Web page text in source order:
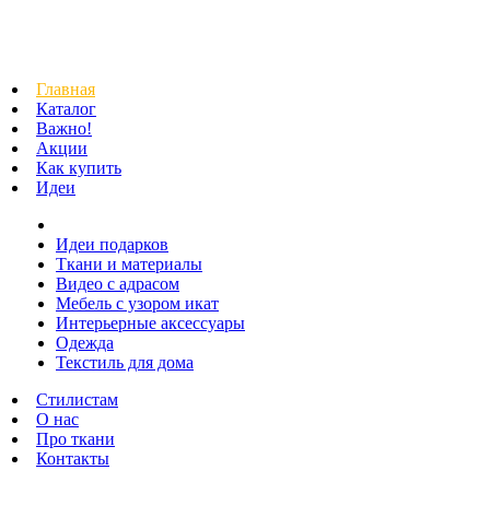
Главная
Каталог
Важно!
Акции
Как купить
Идеи
Идеи подарков
Ткани и материалы
Видео с адрасом
Мебель с узором икат
Интерьерные аксессуары
Одежда
Текстиль для дома
Стилистам
О нас
Про ткани
Контакты